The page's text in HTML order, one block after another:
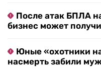
После атак БПЛА
бизнес может
Юные «охотники
насмерть забили